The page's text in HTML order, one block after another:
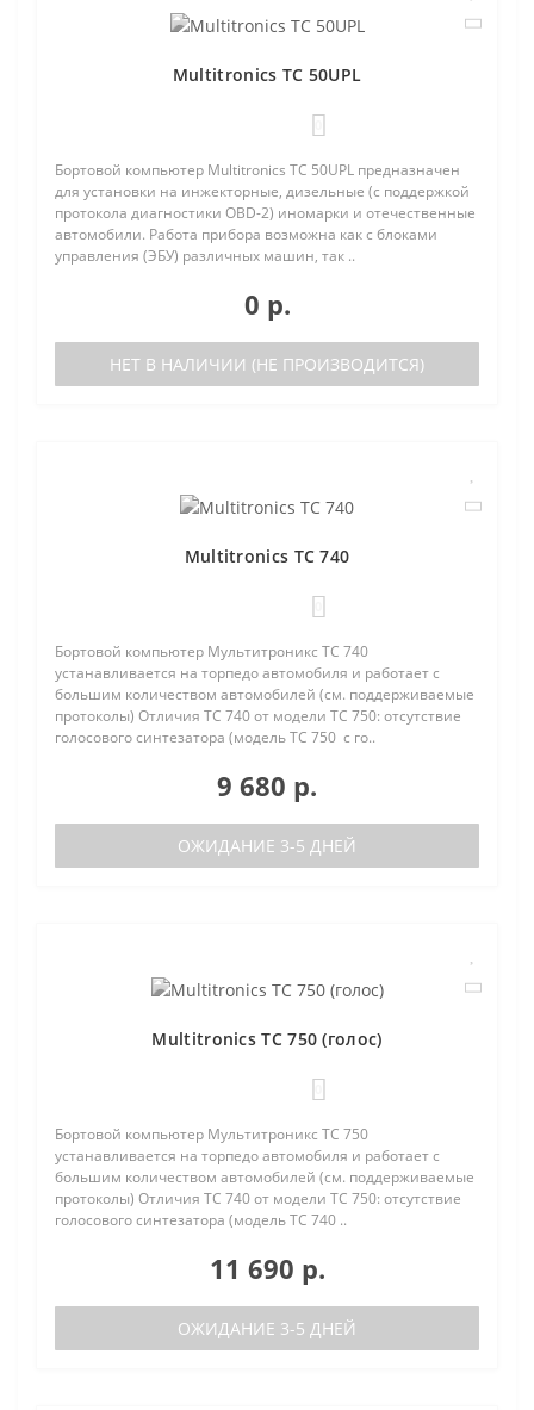
Multitronics TC 50UPL
Бортовой компьютер Multitronics TC 50UPL предназначен
для установки на инжекторные, дизельные (с поддержкой
протокола диагностики OBD-2) иномарки и отечественные
автомобили. Работа прибора возможна как с блоками
управления (ЭБУ) различных машин, так ..
0 р.
НЕТ В НАЛИЧИИ (НЕ ПРОИЗВОДИТСЯ)
Multitronics TC 740
Бортовой компьютер Мультитроникс TC 740
устанавливается на торпедо автомобиля и работает с
большим количеством автомобилей (см. поддерживаемые
протоколы) Отличия TC 740 от модели TC 750: отсутствие
голосового синтезатора (модель TC 750 с го..
9 680 р.
ОЖИДАНИЕ 3-5 ДНЕЙ
Multitronics TC 750 (голос)
Бортовой компьютер Мультитроникс TC 750
устанавливается на торпедо автомобиля и работает с
большим количеством автомобилей (см. поддерживаемые
протоколы) Отличия TC 740 от модели TC 750: отсутствие
голосового синтезатора (модель TC 740 ..
11 690 р.
ОЖИДАНИЕ 3-5 ДНЕЙ